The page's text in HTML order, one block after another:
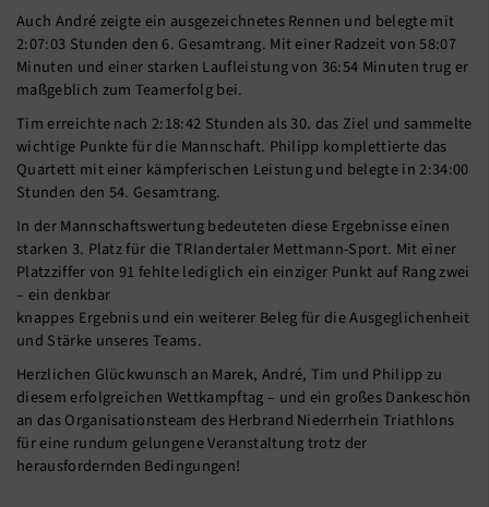
Auch André zeigte ein ausgezeichnetes Rennen und belegte mit
2:07:03 Stunden den 6. Gesamtrang. Mit einer Radzeit von 58:07
Minuten und einer starken Laufleistung von 36:54 Minuten trug er
maßgeblich zum Teamerfolg bei.
Tim erreichte nach 2:18:42 Stunden als 30. das Ziel und sammelte
wichtige Punkte für die Mannschaft. Philipp komplettierte das
Quartett mit einer kämpferischen Leistung und belegte in 2:34:00
Stunden den 54. Gesamtrang.
In der Mannschaftswertung bedeuteten diese Ergebnisse einen
starken 3. Platz für die TRIandertaler Mettmann-Sport. Mit einer
Platzziffer von 91 fehlte lediglich ein einziger Punkt auf Rang zwei
– ein denkbar
knappes Ergebnis und ein weiterer Beleg für die Ausgeglichenheit
und Stärke unseres Teams.
Herzlichen Glückwunsch an Marek, André, Tim und Philipp zu
diesem erfolgreichen Wettkampftag – und ein großes Dankeschön
an das Organisationsteam des Herbrand Niederrhein Triathlons
für eine rundum gelungene Veranstaltung trotz der
herausfordernden Bedingungen!